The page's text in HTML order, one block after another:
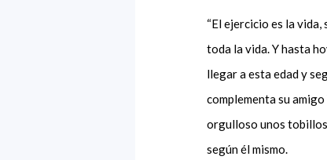
“El ejercicio es la
toda la vida. Y hasta
llegar a esta edad y
complementa su
orgulloso unos
según él mismo.